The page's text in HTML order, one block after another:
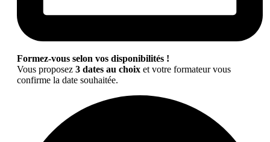
Formez-vous selon vos disponibilités !
Vous proposez 3 dates au choix et votre formateur vous
confirme la date souhaitée.